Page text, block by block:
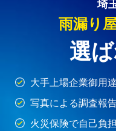
埼
雨漏り
選
大手上場企業御用
写真による調査報
火災保険で自己負